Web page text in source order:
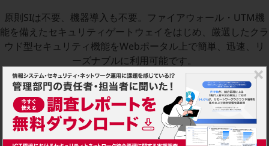
モバイル・音声
バックオフィス
リモート・ハイブリッドワーク
セキュリティ
その他のお悩みはこちら
業界から見つける
業界から見つけるTOP
原則SIは不要、機器導入も不要。ファイアウォール・UTM機
能を備えたセキュリティゲートウェイをはじめ、厳選したクラ
ウド型セキュリティ機能をWebポータル上で簡単、迅速、リ
ーズナブルに利用可能です。